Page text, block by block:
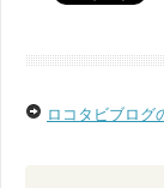
ロコタビブログ